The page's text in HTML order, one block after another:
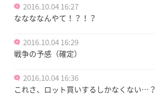
2016.10.04 16:27
ななななんやて！？！？
2016.10.04 16:29
戦争の予感（確定）
2016.10.04 16:36
これさ、ロット買いするしかなくない…？